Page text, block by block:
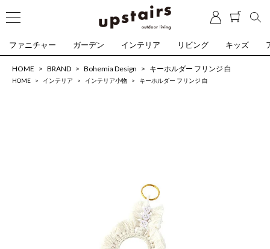
ファニチャー ガーデン インテリア リビング キッズ
HOME BRAND Bohemia Design キーホルダー フリンジ 白
HOME インテリア インテリア小物 キーホルダー フリンジ 白